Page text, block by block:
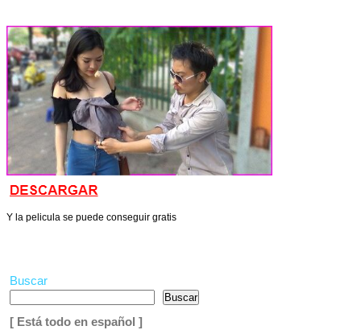
Y la pelicula se puede conseguir gratis
Buscar
Buscar
[ Está todo en español ]